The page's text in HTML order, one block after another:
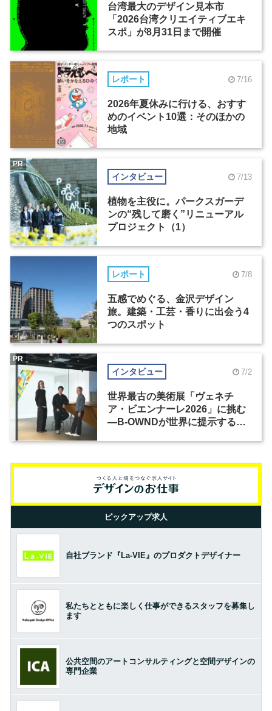
台湾最大のデザイン見本市
「2026台湾クリエイティブエキ
スポ」が8月31日まで開催
レポート 7/16
2026年夏休みに行ける、おすす
めのイベント10選：そのほかの
地域
インタビュー 7/13
植物を主役に。パークスガーデ
ンの“残して磨く”リニューアル
プロジェクト（1）
PR
レポート 7/8
五感でめぐる、金沢デザイン
旅。建築・工芸・香りに出会う4
つのスポット
インタビュー 7/2
世界最古の美術展「ヴェネチ
ア・ビエンナーレ2026」に挑む
―B-OWNDが世界に提示する美
PR
ピックアップ求人
自社ブランド『La-VIE』のプロダクトデザイナー
私たちとともに楽しく仕事ができるスタッフを募集し
ます
公共空間のアートコンサルティングと空間デザインの
専門企業